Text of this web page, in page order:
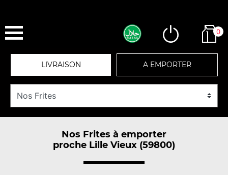
0
LIVRAISON A EMPORTER
Nos Frites à emporter
proche Lille Vieux (59800)